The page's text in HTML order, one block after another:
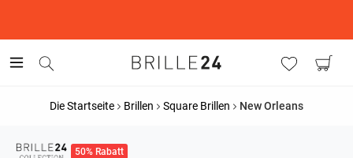
Die Startseite Brillen Square Brillen New Orleans
50% Rabatt